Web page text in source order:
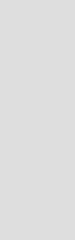
ribattono ai